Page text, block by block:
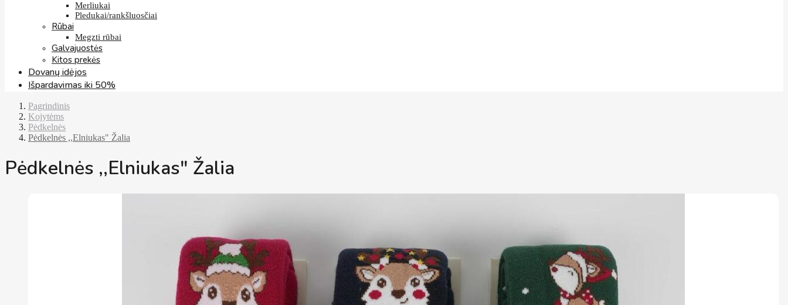
Merliukai
Pledukai/rankšluosčiai
Rūbai
Megzti rūbai
Galvajuostės
Kitos prekės
Dovanų idėjos
Išpardavimas iki 50%
Pagrindinis
Kojytėms
Pėdkelnės
Pėdkelnės ,,Elniukas" Žalia
Pėdkelnės ,,Elniukas" Žalia